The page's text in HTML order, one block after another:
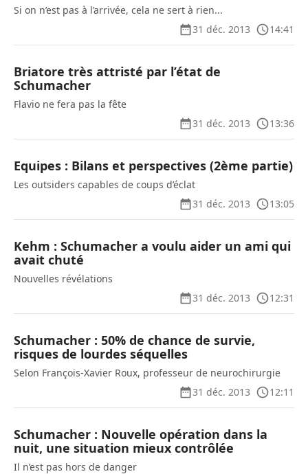
Si on n’est pas à l’arrivée, cela ne sert à rien...
31 déc. 2013
14:41
Briatore très attristé par l’état de
Schumacher
Flavio ne fera pas la fête
31 déc. 2013
13:36
Equipes : Bilans et perspectives (2ème partie)
Les outsiders capables de coups d’éclat
31 déc. 2013
13:05
Kehm : Schumacher a voulu aider un ami qui
avait chuté
Nouvelles révélations
31 déc. 2013
12:31
Schumacher : 50% de chance de survie,
risques de lourdes séquelles
Selon François-Xavier Roux, professeur de neurochirurgie
31 déc. 2013
12:11
Schumacher : Nouvelle opération dans la
nuit, une situation mieux contrôlée
Il n’est pas hors de danger